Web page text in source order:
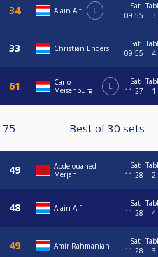
Alain Alf L
Sat
09:55
3
Christian Enders
Sat
09:55
4
Carlo
Meisenburg
L
Sat
11:27
1
75 Best of30 sets
Abdelouahed
Merjani
Sat
11:28
2
Alain Alf
Sat
11:28
4
Amir Rahmanian
Sat
11:28
3